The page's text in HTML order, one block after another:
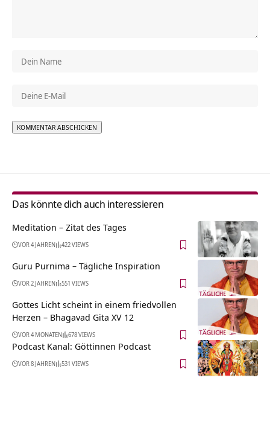
Das könnte dich auch interessieren
Meditation – Zitat des Tages
VOR 4 JAHREN 422 VIEWS
Guru Purnima – Tägliche Inspiration
VOR 2 JAHREN 551 VIEWS
Gottes Licht scheint in einem friedvollen
Herzen – Bhagavad Gita XV 12
VOR 4 MONATEN 678 VIEWS
Podcast Kanal: Göttinnen Podcast
VOR 8 JAHREN 531 VIEWS